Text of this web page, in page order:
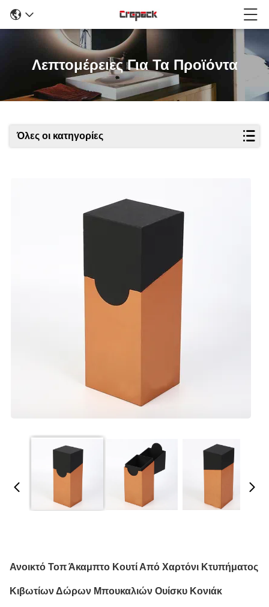
Λεπτομέρειες Για Τα Προϊόντα
Όλες οι κατηγορίες
Ανοικτό Τοπ Άκαμπτο Κουτί Από Χαρτόνι Κτυπήματος
Κιβωτίων Δώρων Μπουκαλιών Ουίσκυ Κονιάκ